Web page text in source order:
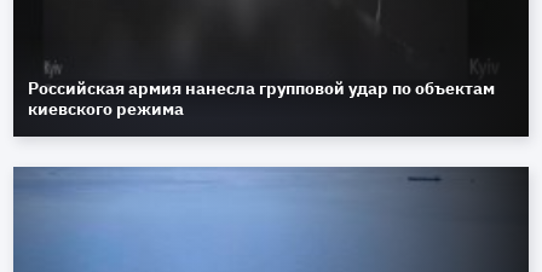
Российская армия нанесла групповой удар по объектам
киевского режима